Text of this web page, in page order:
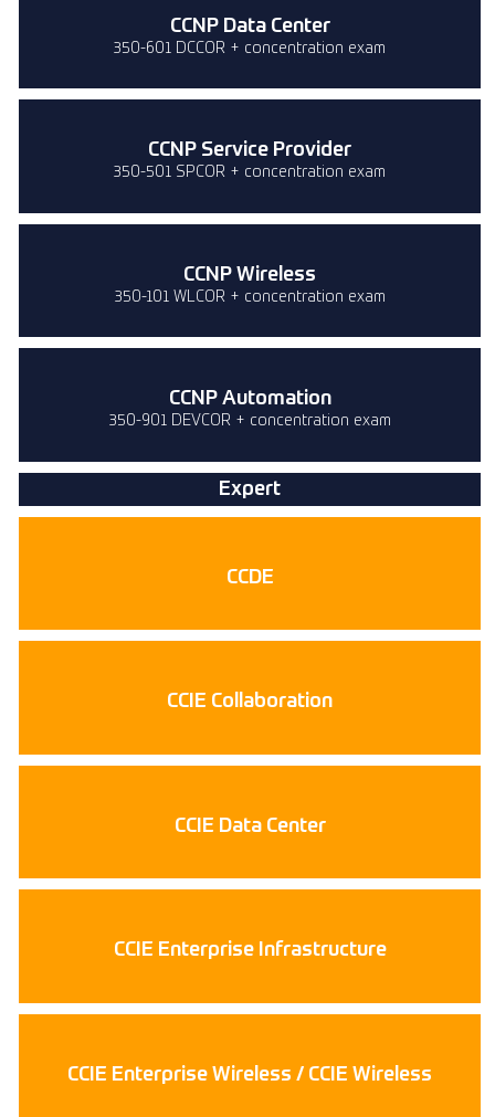
CCNP Data Center
350-601 DCCOR + concentration exam
CCNP Service Provider
350-501 SPCOR + concentration exam
CCNP Wireless
350-101 WLCOR + concentration exam
CCNP Automation
350-901 DEVCOR + concentration exam
Expert
CCDE
CCIE Collaboration
CCIE Data Center
CCIE Enterprise Infrastructure
CCIE Enterprise Wireless / CCIE Wireless